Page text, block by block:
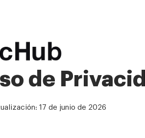
de
17 de junio de 2026